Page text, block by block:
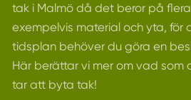
tak i Malmö då det beror på
exempelvis material och yta, för
tidsplan behöver du göra en
Här berättar vi mer om vad som
tar att byta tak!